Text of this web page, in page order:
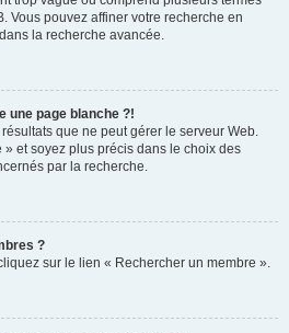
Vous pouvez affiner votre recherche en
la recherche avancée.
une page blanche ?!
que ne peut gérer le serveur Web.
et soyez plus précis dans le choix des
par la recherche.
?
sur le lien « Rechercher un membre ».